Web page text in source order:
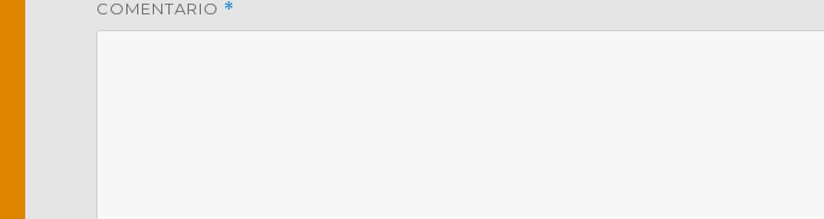
COMENTARIO *